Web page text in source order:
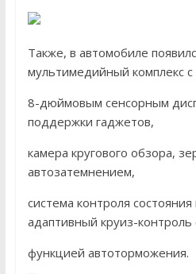
Также, в автомобиле
мультимедийный комплекс с
8-дюймовым сенсорным
поддержки гаджетов,
камера кругового обзора,
автозатемнением,
система контроля
адаптивный круиз-контроль
функцией автоторможения.